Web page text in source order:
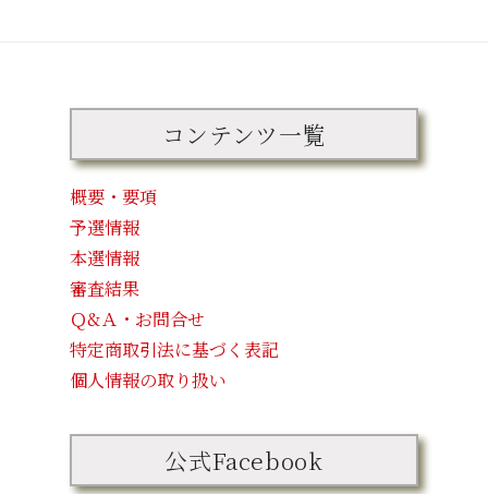
コンテンツ一覧
概要・要項
予選情報
本選情報
審査結果
Ｑ&Ａ・お問合せ
特定商取引法に基づく表記
個人情報の取り扱い
公式Facebook